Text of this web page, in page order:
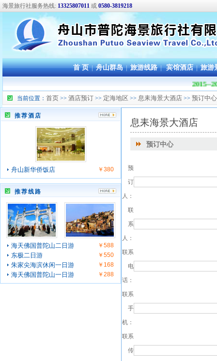
海景旅行社服务热线: 13325807011 或 0580-3819218
首 页 | 舟山群岛 | 旅游线路 | 宾馆酒店 | 旅游
2015--
当前位置： 首页 >> 酒店预订 >> 定海地区 >> 息耒海景大酒店 >> 预订中心
推荐酒店
舟山新华侨饭店 ￥380
推荐线路
海天佛国普陀山二日游 ￥588
东极二日游 ￥550
朱家尖海滨休闲一日游 ￥168
海天佛国普陀山一日游 ￥288
息耒海景大酒店
预订中心
预
订
人：
联
系
人：
联系
电
话：
联系
手
机：
联系
传